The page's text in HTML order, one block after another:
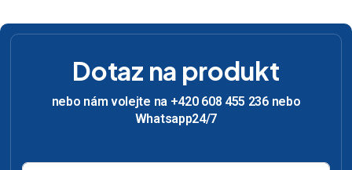
Dotaz na produkt
nebo nám volejte na +420 608 455 236 nebo
Whatsapp24/7